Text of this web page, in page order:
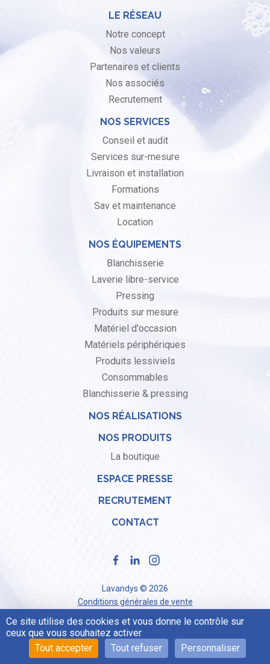
LE RÉSEAU
Notre concept
Nos valeurs
Partenaires et clients
Nos associés
Recrutement
NOS SERVICES
Conseil et audit
Services sur-mesure
Livraison et installation
Formations
Sav et maintenance
Location
NOS ÉQUIPEMENTS
Blanchisserie
Laverie libre-service
Pressing
Produits sur mesure
Matériel d'occasion
Matériels périphériques
Produits lessiviels
Consommables
Blanchisserie & pressing
NOS RÉALISATIONS
NOS PRODUITS
La boutique
ESPACE PRESSE
RECRUTEMENT
CONTACT
Lavandys © 2026
Conditions générales de vente
Politique de confidentialité
Ce site utilise des cookies et vous donne le contrôle sur
ceux que vous souhaitez activer
Tout accepter
Tout refuser Personnaliser